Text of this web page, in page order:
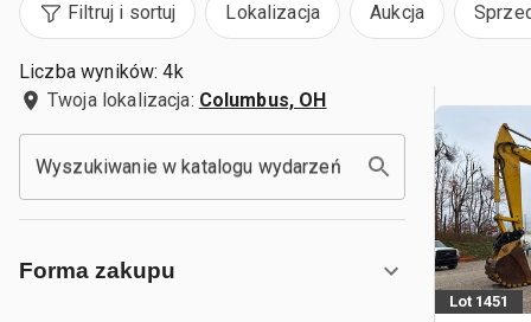
Filtruj i sortuj Lokalizacja Aukcja
Liczba wyników: 4k
Twoja lokalizacja: Columbus, OH
Wyszukiwanie w katalogu wydarzeń
Forma zakupu
Lot 1451